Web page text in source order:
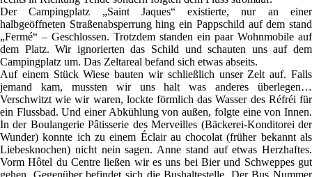
Der Campingplatz „Saint Jaques“ existierte, nur an einer
halbgeöffneten Straßenabsperrung hing ein Pappschild auf dem stand
„Fermé“ – Geschlossen. Trotzdem standen ein paar Wohnmobile auf
dem Platz. Wir ignorierten das Schild und schauten uns auf dem
Campingplatz um. Das Zeltareal befand sich etwas abseits.
Auf einem Stück Wiese bauten wir schließlich unser Zelt auf. Falls
jemand kam, mussten wir uns halt was anderes überlegen…
Verschwitzt wie wir waren, lockte förmlich das Wasser des Réfréi für
ein Flussbad. Und einer Abkühlung von außen, folgte eine von Innen.
In der Boulangerie Pâtisserie des Merveilles (Bäckerei-Konditorei der
Wunder) konnte ich zu einem Éclair au chocolat (früher bekannt als
Liebesknochen) nicht nein sagen. Anne stand auf etwas Herzhaftes.
Vorm Hôtel du Centre ließen wir es uns bei Bier und Schweppes gut